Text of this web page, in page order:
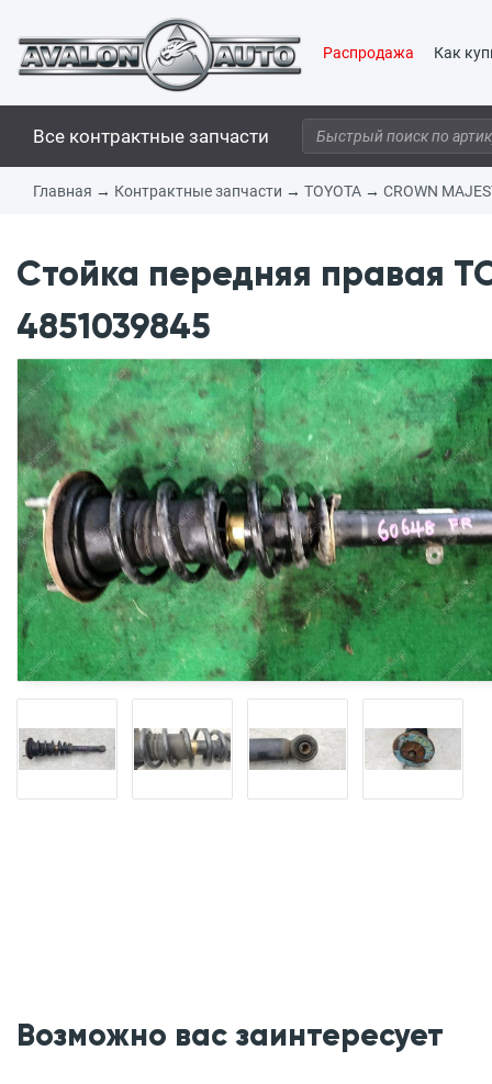
Распродажа Как
Все контрактные запчасти
Главная → Контрактные запчасти → TOYOTA → CROWN
Стойка передняя правая
4851039845
Возможно вас заинтересует